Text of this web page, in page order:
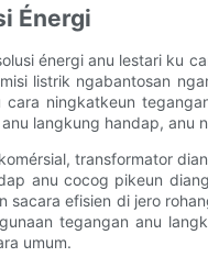
Énergi
énergi anu lestari ku
listrik ngabantosan
ningkatkeun
langkung handap, anu
transformator
anu cocog pikeun
sacara efisien di jero
tegangan anu
umum.